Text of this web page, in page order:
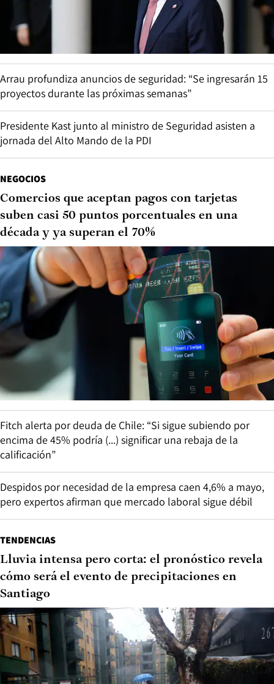
Arrau profundiza anuncios de seguridad: “Se ingresarán 15
proyectos durante las próximas semanas”
Presidente Kast junto al ministro de Seguridad asisten a
jornada del Alto Mando de la PDI
NEGOCIOS
Comercios que aceptan pagos con tarjetas
suben casi 50 puntos porcentuales en una
década y ya superan el 70%
Fitch alerta por deuda de Chile: “Si sigue subiendo por
encima de 45% podría (...) significar una rebaja de la
calificación”
Despidos por necesidad de la empresa caen 4,6% a mayo,
pero expertos afirman que mercado laboral sigue débil
TENDENCIAS
Lluvia intensa pero corta: el pronóstico revela
cómo será el evento de precipitaciones en
Santiago